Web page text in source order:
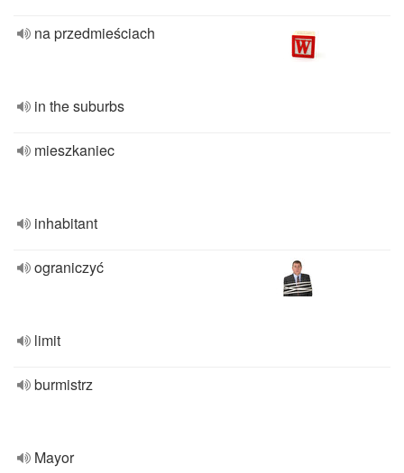
na przedmieściach
in the suburbs
mieszkaniec
inhabitant
ograniczyć
limit
burmistrz
Mayor